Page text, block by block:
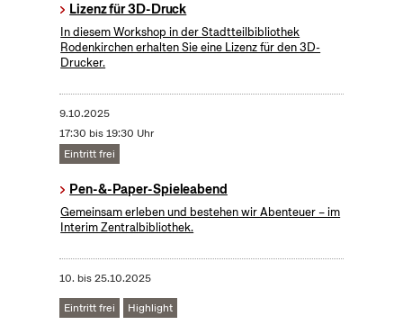
Lizenz für 3D-Druck
In diesem Workshop in der Stadtteilbibliothek
Rodenkirchen erhalten Sie eine Lizenz für den 3D-
Drucker.
9.10.2025
17:30 bis 19:30 Uhr
Eintritt frei
Pen-&-Paper-Spieleabend
Gemeinsam erleben und bestehen wir Abenteuer – im
Interim Zentralbibliothek.
10. bis25.10.2025
Eintritt frei Highlight